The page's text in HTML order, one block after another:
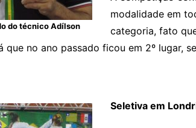
do técnico Adílson
modalidade em
categoria, fato
que no ano passado ficou em 2º lugar,
Seletiva em